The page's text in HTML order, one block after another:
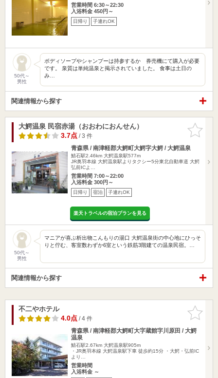
営業時間 6:30～22:30
入浴料金 450円～
日帰り 子連れOK
50代～
男性
ボディソープやシャンプーは持参するか 券売機にて購入が必要
です。 泉質は単純温泉と掲示されていました。 食事は土日の
み…
関連情報から探す
お気に入
りに追加
大鰐温泉 民宿赤湯（おおわにおんせん）
3.7点/ 3 件
青森県 / 南津軽郡大鰐町大鰐字大鰐 / 大鰐温泉
鯖石駅2.46km 大鰐温泉駅577m
JR奥羽本線 大鰐温泉駅よりタクシー5分東北自動車道 大鰐
弘前ICよ…
営業時間 7:00～22:00
入浴料金 300円～
日帰り 宿泊 子連れOK
楽天トラベルの宿泊プランを見る
50代～
男性
マニアが喜ぶ析出物こんもりの湯口 大鰐温泉街の中心地にひっそ
りと佇む、客室数わずか6室という鉄筋3階建ての温泉民宿。…
関連情報から探す
お気に入
りに追加
不二やホテル
4.0点/ 4 件
青森県 / 南津軽郡大鰐町大字蔵館字川原田 / 大鰐
温泉
鯖石駅2.67km 大鰐温泉駅905m
・JR奥羽本線 大鰐温泉駅下車 徒歩約15分 ・大鰐・弘前IC
より…
営業時間
入浴料金 ～